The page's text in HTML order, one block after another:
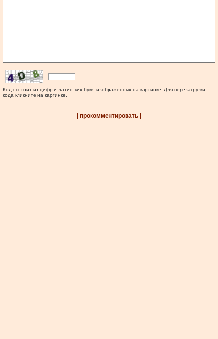
Код состоит из цифр и латинских букв, изображенных на картинке. Для перезагрузки
кода кликните на картинке.
| прокомментировать |